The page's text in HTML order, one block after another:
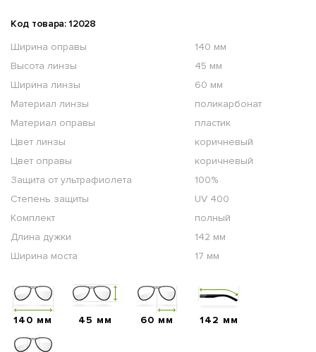
Код товара: 12028
Ширина оправы
140 мм
Высота линзы
45 мм
Ширина линзы
60 мм
Материал линзы
поликарбонат
Материал оправы
пластик
Цвет линзы
коричневый
Цвет оправы
коричневый
Защита от ультрафиолета
100%
Степень защиты
UV 400
Комплект
полный
Длина дужки
142 мм
Ширина моста
17 мм
140 мм 45 мм 60 мм 142 мм